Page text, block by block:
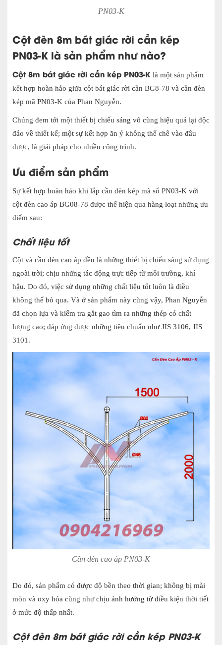
PN03-K
Cột đèn 8m bát giác rời cần kép
PN03-K là sản phẩm như nào?
Cột 8m bát giác rời cần kép PN03-K là một sản phẩm
kết hợp hoàn hảo giữa cột bát giác rời cần BG8-78 và cần đèn
kép mã PN03-K của Phan Nguyễn.
Chúng đem tới một thiết bị chiếu sáng vô cùng hiệu quả lại độc
đáo về thiết kế; một sự kết hợp ăn ý không thể chê vào đâu
được, là giải pháp cho nhiều công trình.
Ưu điểm sản phẩm
Sự kết hợp hoàn hảo khi lắp cần đèn kép mã số PN03-K với
cột đèn cao áp BG08-78 được thể hiện qua hàng loạt những ưu
điểm sau:
Chất liệu tốt
Cột và cần đèn cao áp đều là những thiết bị chiếu sáng sử dụng
ngoài trời; chịu những tác động trực tiếp từ môi trường, khí
hậu. Do đó, việc sử dụng những chất liệu tốt luôn là điều
không thể bỏ qua. Và ở sản phẩm này cũng vậy, Phan Nguyễn
đã chọn lựa và kiểm tra gắt gao tìm ra những thép có chất
lượng cao; đáp ứng được những tiêu chuẩn như JIS 3106, JIS
3101.
Cần đèn cao áp PN03-K
Do đó, sản phẩm có được độ bền theo thời gian; không bị mài
mòn và oxy hóa cũng như chịu ảnh hưởng từ điều kiện thời tiết
ở mức độ thấp nhất.
Cột đèn 8m bát giác rời cần kép PN03-K